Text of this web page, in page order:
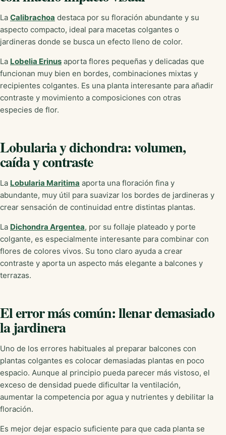
La Calibrachoa destaca por su floración abundante y su
aspecto compacto, ideal para macetas colgantes o
jardineras donde se busca un efecto lleno de color.
La Lobelia Erinus aporta flores pequeñas y delicadas que
funcionan muy bien en bordes, combinaciones mixtas y
recipientes colgantes. Es una planta interesante para añadir
contraste y movimiento a composiciones con otras
especies de flor.
Lobularia y dichondra: volumen,
caída y contraste
La Lobularia Maritima aporta una floración fina y
abundante, muy útil para suavizar los bordes de jardineras y
crear sensación de continuidad entre distintas plantas.
La Dichondra Argentea, por su follaje plateado y porte
colgante, es especialmente interesante para combinar con
flores de colores vivos. Su tono claro ayuda a crear
contraste y aporta un aspecto más elegante a balcones y
terrazas.
El error más común: llenar demasiado
la jardinera
Uno de los errores habituales al preparar balcones con
plantas colgantes es colocar demasiadas plantas en poco
espacio. Aunque al principio pueda parecer más vistoso, el
exceso de densidad puede dificultar la ventilación,
aumentar la competencia por agua y nutrientes y debilitar la
floración.
Es mejor dejar espacio suficiente para que cada planta se